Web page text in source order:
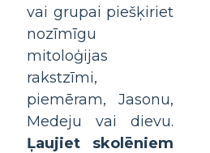
vai grupai piešķiriet
nozīmīgu
mitoloģijas
rakstzīmi,
piemēram, Jasonu,
Medeju vai dievu.
Ļaujiet skolēniem